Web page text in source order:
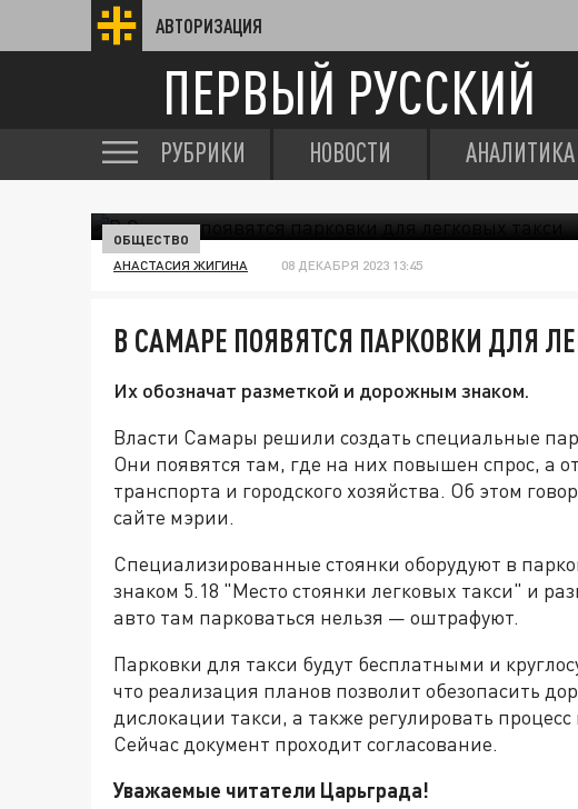
АВТОРИЗАЦИЯ
ПЕРВЫЙ РУССКИЙ
РУБРИКИ НОВОСТИ АНАЛИТИКА
ОБЩЕСТВО
АНАСТАСИЯ ЖИГИНА 08 ДЕКАБРЯ 2023 13:45
В САМАРЕ ПОЯВЯТСЯ ПАРКОВКИ ДЛЯ
Их обозначат разметкой и дорожным знаком.
Власти Самары решили создать специальные
Они появятся там, где на них повышен спрос, а
транспорта и городского хозяйства. Об этом
сайте мэрии.
Специализированные стоянки оборудуют в
знаком 5.18 "Место стоянки легковых такси" и
авто там парковаться нельзя — оштрафуют.
Парковки для такси будут бесплатными и
что реализация планов позволит обезопасить
дислокации такси, а также регулировать
Сейчас документ проходит согласование.
Уважаемые читатели Царьграда!